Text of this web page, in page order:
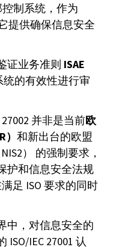
制系统，作为
提供确保信息安全
证业务准则 ISAE
的有效性进行审
并非是当前欧
和新出台的欧盟
） 的强制要求，
护和信息安全法规
足 ISO 要求的同时
中，对信息安全的
IEC 27001 认